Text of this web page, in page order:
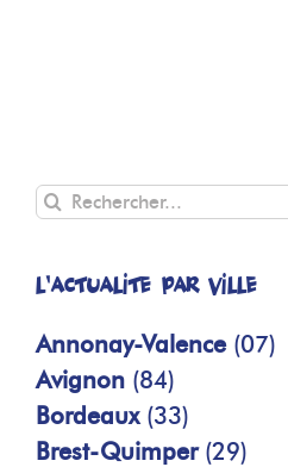
Rechercher
L'actualité par ville
Annonay-Valence (07)
Avignon (84)
Bordeaux (33)
Brest-Quimper (29)